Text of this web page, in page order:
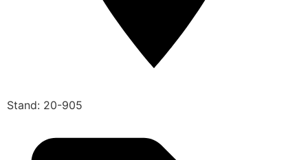
Stand: 20-905